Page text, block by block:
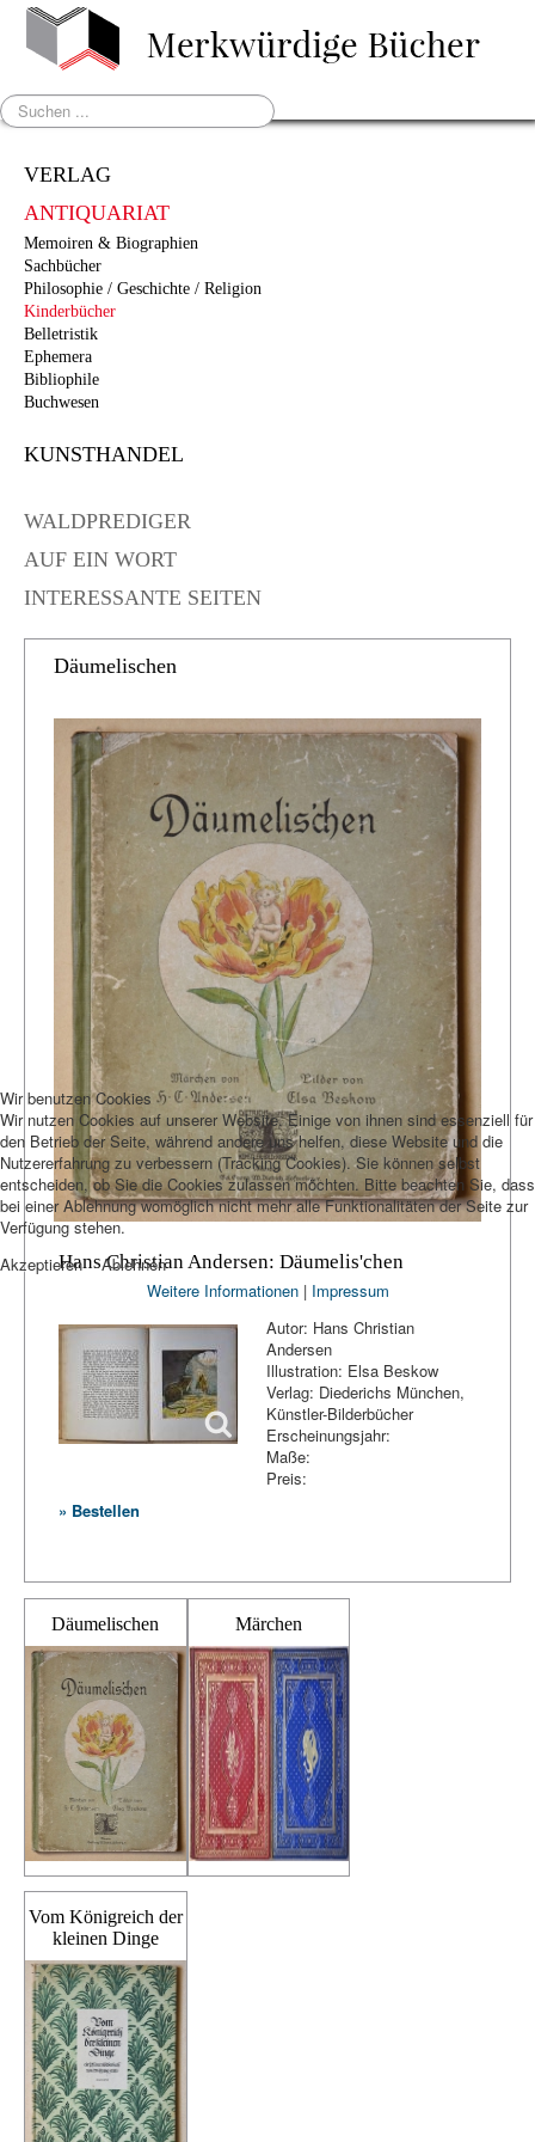
Suchen
...
VERLAG
ANTIQUARIAT
Memoiren & Biographien
Sachbücher
Philosophie / Geschichte / Religion
Kinderbücher
Belletristik
Ephemera
Bibliophile
Buchwesen
KUNSTHANDEL
WALDPREDIGER
AUF EIN WORT
INTERESSANTE SEITEN
Däumelischen
Hans Christian Andersen: Däumelis'chen
Autor: Hans Christian
Andersen
Illustration: Elsa Beskow
Verlag: Diederichs München,
Künstler-Bilderbücher
Erscheinungsjahr:
Maße:
Preis:
» Bestellen
Däumelischen Märchen
Vom Königreich der
kleinen Dinge
Wir benutzen Cookies
Wir nutzen Cookies auf unserer Website. Einige von ihnen sind essenziell für
den Betrieb der Seite, während andere uns helfen, diese Website und die
Nutzererfahrung zu verbessern (Tracking Cookies). Sie können selbst
entscheiden, ob Sie die Cookies zulassen möchten. Bitte beachten Sie, dass
bei einer Ablehnung womöglich nicht mehr alle Funktionalitäten der Seite zur
Verfügung stehen.
Akzeptieren
Ablehnen
Weitere Informationen| Impressum